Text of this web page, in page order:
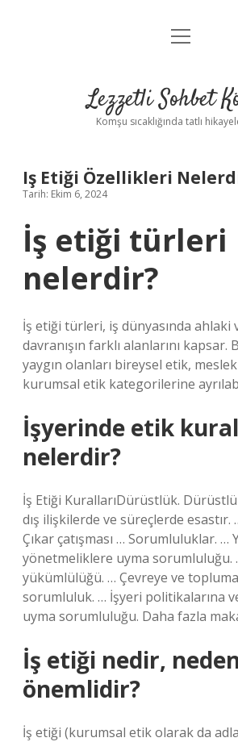
Anasayfa
Yasal Uyarı
menüyü
Lezzetli Sohbet
Komşu sıcaklığında tatlı
Iş Etiği Özellikleri
Tarih: Ekim 6, 2024
İş etiği türleri
nelerdir?
İş etiği türleri, iş dünyasında ahlaki
davranışın farklı alanlarını
yaygın olanları bireysel etik,
kurumsal etik kategorilerine
İşyerinde etik
nelerdir?
İş Etiği KurallarıDürüstlük.
dış ilişkilerde ve süreçlerde esastır.
Çıkar çatışması … Sorumluluklar. …
yönetmeliklere uyma sorumluluğu.
yükümlülüğü. … Çevreye ve
sorumluluk. … İşyeri politikalarına
uyma sorumluluğu. Daha fazla
İş etiği nedir,
önemlidir?
İş etiği (kurumsal etik olarak da